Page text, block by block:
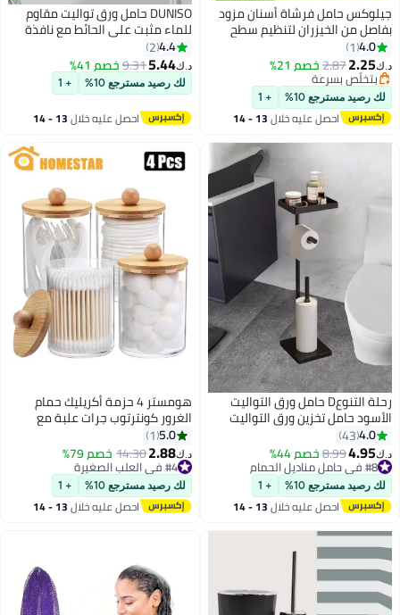
جيلوكس حامل فرشاة أسنان مزود
بفاصل من الخيزران لتنظيم سطح
الحمام، حامل بلاستيكي قابل للفك
ومقاوم للانزلاق لتخزين فرشاة
الأسنان الكهربائية مع نظام تصريف
للمياه، مناسب للاستحمام، سطح
الحمام، ومنضدة التزيين، أسود
4.0
1
د.ك‏2.25
2.87خصم 21%
بتخلّص بسرعة
بتخلّص بسرعة
لك رصيد مسترجع 10% + 1
احصل عليه خلال 13 - 14
DUNISO حامل ورق تواليت مقاوم
للماء مثبت على الحائط مع نافذة
عرض، صندوق مناديل متعدد
الوظائف، متوافق مع ورق اللف،
بدون ثقب
4.4
2
د.ك‏5.44
9.31خصم 41%
لك رصيد مسترجع 10% + 1
احصل عليه خلال 13 - 14
رحلة التنوعD حامل ورق التواليت
الأسود حامل تخزين ورق التواليت
القائم بذاته مع رف أرضية الحمام
حامل لفافة ورق التواليت حامل
مناديل ورق التواليت
4.0
43
د.ك‏4.95
8.99خصم 44%
#8 في حامل مناديل الحمام
#8 في حامل مناديل الحمام
لك رصيد مسترجع 10% + 1
احصل عليه خلال 13 - 14
اغسطس
هومستر 4 حزمة أكريليك حمام
الغرور كونترتوب جرات علبة مع
غطاء التخزين ، جرات الصيدلية ، حامل
Qtip ، منظم المكياج لكرات القطن ،
مسحات ، وسائد ، أملاح الحمام ،
خشبية
5.0
1
د.ك‏2.88
14.30خصم 79%
#4 في العلب الصغيرة
#4 في العلب الصغيرة
لك رصيد مسترجع 10% + 1
احصل عليه خلال 13 - 14
اغسطس